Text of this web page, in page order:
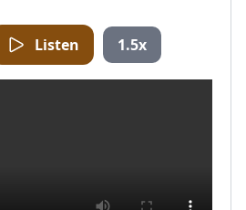
Listen 1.5x